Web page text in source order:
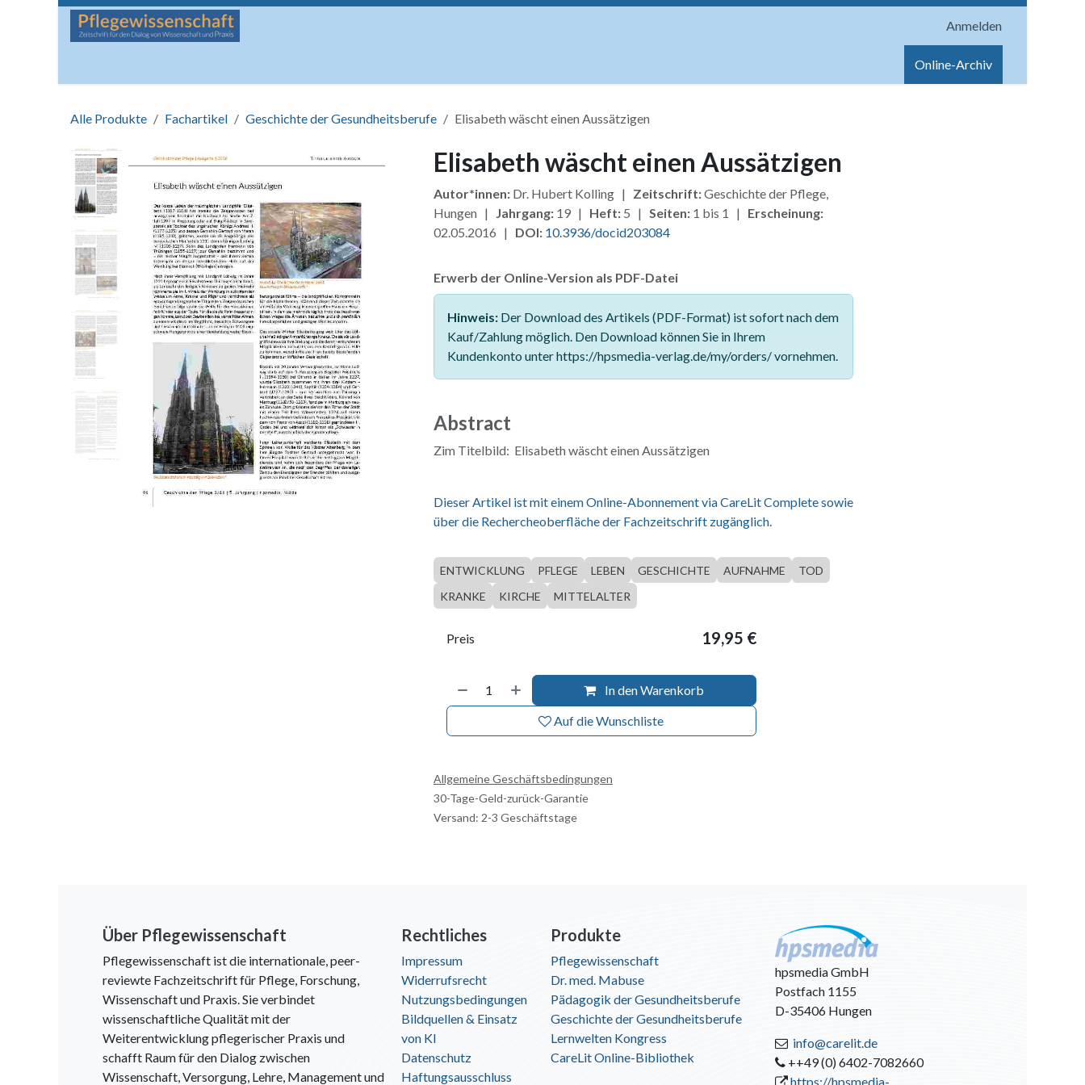
Zum Inhalt springen
Anmelden
Online-Archiv
Alle Produkte Fachartikel Geschichte der Gesundheitsberufe Elisabeth wäscht einen Aussätzigen
Elisabeth wäscht einen Aussätzigen
Autor*innen:Dr. Hubert Kolling | Zeitschrift:Geschichte der Pflege,
Hungen | Jahrgang:19 | Heft:5 | Seiten:1 bis 1 | Erscheinung:
02.05.2016 | DOI: 10.3936/docid203084
Erwerb der Online-Version als PDF-Datei
Hinweis:Der Download des Artikels (PDF-Format) ist sofort nach dem
Kauf/Zahlung möglich. Den Download können Sie in Ihrem
Kundenkonto unter https://hpsmedia-verlag.de/my/orders/ vornehmen.
Abstract
Zim Titelbild: Elisabeth wäscht einen Aussätzigen
Dieser Artikel ist mit einem Online-Abonnement via CareLit Complete sowie
über die Rechercheoberfläche der Fachzeitschrift zugänglich.
ENTWICKLUNG PFLEGE LEBEN GESCHICHTE AUFNAHME
TOD
KRANKE
KIRCHE MITTELALTER
In den Warenkorb
Auf die Wunschliste
Preis 19,95 €
Allgemeine Geschäftsbedingungen
30-Tage-Geld-zurück-Garantie
Versand: 2-3 Geschäftstage
Über Pflegewissenschaft
Pflegewissenschaft ist die internationale, peer-
reviewte Fachzeitschrift für Pflege, Forschung,
Wissenschaft und Praxis. Sie verbindet
wissenschaftliche Qualität mit der
Weiterentwicklung pflegerischer Praxis und
schafft Raum für den Dialog zwischen
Wissenschaft, Versorgung, Lehre, Management und
Rechtliches
Impressum
Widerrufsrecht
Nutzungsbedingungen
Bildquellen & Einsatz
von KI
Datenschutz
Haftungsausschluss
Produkte
Pflegewissenschaft
Dr. med. Mabuse
Pädagogik der Gesundheitsberufe
Geschichte der Gesundheitsberufe
Lernwelten Kongress
CareLit Online-Bibliothek
hpsmedia GmbH
Postfach 1155
D-35406 Hungen
info@carelit.de
++49 (0) 6402-7082660
https://hpsmedia-